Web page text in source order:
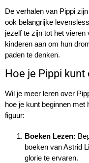
De verhalen van Pippi
ook belangrijke
jezelf te zijn tot het vieren
kinderen aan om hun
paden te denken.
Hoe je Pippi
Wil je meer leren over
hoe je kunt beginnen
figuur:
Boeken Lezen:
boeken van Astrid
glorie te ervaren.